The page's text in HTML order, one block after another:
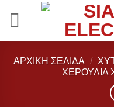
ΑΡΧΙΚΉ ΣΕΛΊΔΑ /
ΧΕΡΟΥΛΙΑ